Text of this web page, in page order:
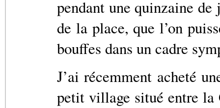
pendant une quinzaine
de la place, que l’on
bouffes dans un cadre
J’ai récemment acheté
petit village situé entre la